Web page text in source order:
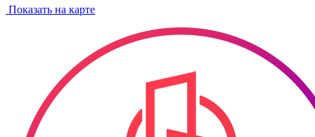
Показать на карте